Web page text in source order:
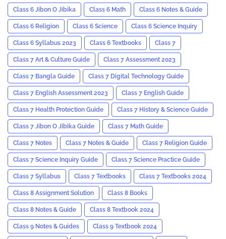
Class 6 Jibon O Jibika Class 6 Math Class 6 Notes & Guide
Class 6 Religion Class 6 Science Class 6 Science Inquiry
Class 6 Syllabus 2023 Class 6 Textbooks Class 7
Class 7 Art & Culture Guide Class 7 Assessment 2023
Class 7 Bangla Guide Class 7 Digital Technology Guide
Class 7 English Assessment 2023 Class 7 English Guide
Class 7 Health Protection Guide Class 7 History & Science Guide
Class 7 Jibon O Jibika Guide Class 7 Math Guide
Class 7 Notes Class 7 Notes & Guide Class 7 Religion Guide
Class 7 Science Inquiry Guide Class 7 Science Practice Guide
Class 7 Syllabus Class 7 Textbooks Class 7 Textbooks 2024
Class 8 Assignment Solution Class 8 Books
Class 8 Notes & Guide Class 8 Textbook 2024
Class 9 Notes & Guides Class 9 Textbook 2024